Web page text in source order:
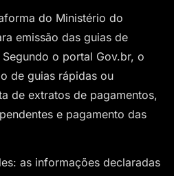
do Ministério do
emissão das guias de
o portal Gov.br, o
de guias rápidas ou
de extratos de pagamentos,
e pagamento das
as informações declaradas